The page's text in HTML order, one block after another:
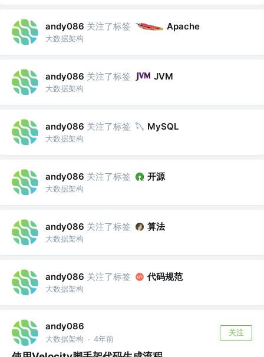
andy086 关注了标签 Apache
大数据架构
andy086 关注了标签 JVM
大数据架构
andy086 关注了标签 MySQL
大数据架构
andy086 关注了标签 开源
大数据架构
andy086 关注了标签 算法
大数据架构
andy086 关注了标签 代码规范
大数据架构
andy086
大数据架构 · 4年前
关注